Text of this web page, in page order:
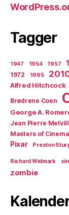
Tagger
1947 1954 1957
1972
1995
Alfred Hitchcock
Brødrene Coen
George A.
Jean Pierre
Masters of Cinema
Pixar Preston
Richard Widmark
zombie